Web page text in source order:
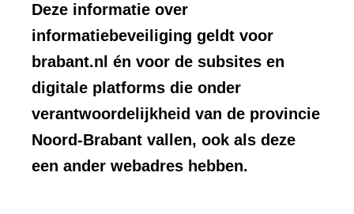
Deze informatie over
informatiebeveiliging geldt voor
brabant.nl én voor de subsites en
digitale platforms die onder
verantwoordelijkheid van de provincie
Noord-Brabant vallen, ook als deze
een ander webadres hebben.